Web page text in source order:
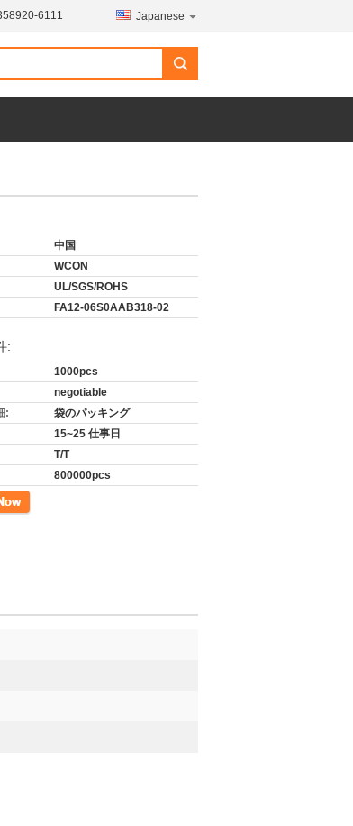
6111 Japanese
中国
WCON
UL/SGS/ROHS
FA12-06S0AAB318-02
:
1000pcs
negotiable
:
袋のパッキング
15~25 仕事日
T/T
800000pcs